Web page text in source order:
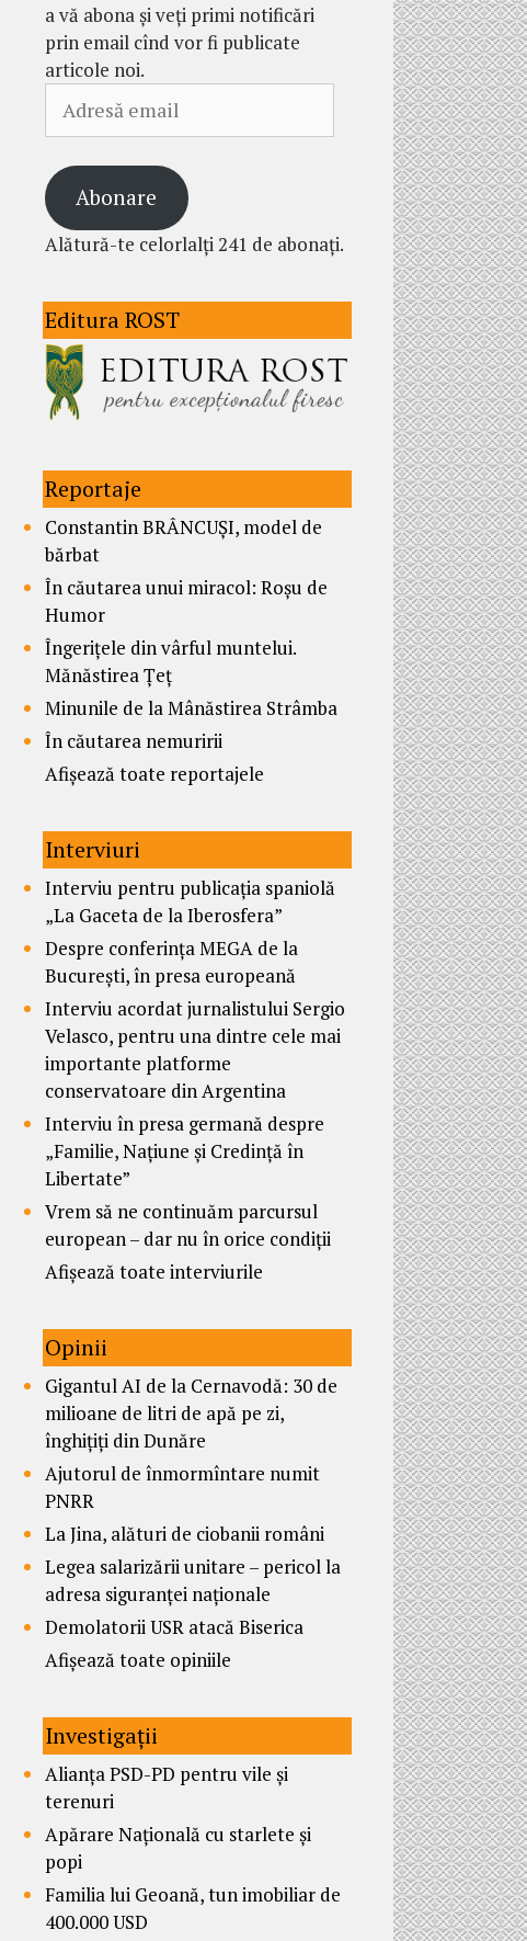
a vă abona și veți primi notificări
prin email cînd vor fi publicate
articole noi.
email
Abonare
Alătură-te celorlalți 241 de abonați.
Editura ROST
Reportaje
Constantin BRÂNCUȘI, model de
bărbat
În căutarea unui miracol: Roșu de
Humor
Îngerițele din vârful muntelui.
Mănăstirea Țeț
Minunile de la Mânăstirea Strâmba
În căutarea nemuririi
Afișează toate reportajele
Interviuri
Interviu pentru publicația spaniolă
„La Gaceta de la Iberosfera”
Despre conferința MEGA de la
București, în presa europeană
Interviu acordat jurnalistului Sergio
Velasco, pentru una dintre cele mai
importante platforme
conservatoare din Argentina
Interviu în presa germană despre
„Familie, Națiune și Credință în
Libertate”
Vrem să ne continuăm parcursul
european – dar nu în orice condiții
Afișează toate interviurile
Opinii
Gigantul AI de la Cernavodă: 30 de
milioane de litri de apă pe zi,
înghițiți din Dunăre
Ajutorul de înmormîntare numit
PNRR
La Jina, alături de ciobanii români
Legea salarizării unitare – pericol la
adresa siguranței naționale
Demolatorii USR atacă Biserica
Afișează toate opiniile
Investigații
Alianța PSD-PD pentru vile și
terenuri
Apărare Națională cu starlete și
popi
Familia lui Geoană, tun imobiliar de
400.000 USD